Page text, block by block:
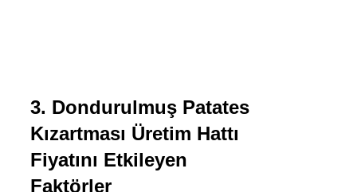
3. Dondurulmuş Patates
Kızartması Üretim Hattı
Fiyatını Etkileyen
Faktörler